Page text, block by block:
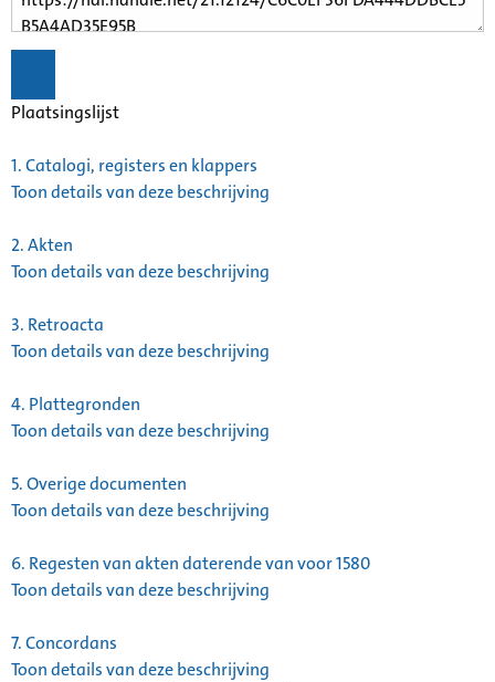
Plaatsingslijst
1.Catalogi, registers en klappers
Toon details van deze beschrijving
2.Akten
Toon details van deze beschrijving
3. Retroacta
Toon details van deze beschrijving
4. Plattegronden
Toon details van deze beschrijving
5.Overige documenten
Toon details van deze beschrijving
6. Regesten van akten daterende van voor 1580
Toon details van deze beschrijving
7.Concordans
Toon details van deze beschrijving